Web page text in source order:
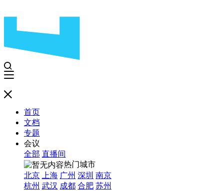
首页
文档
专题
会议
全部 直播间
热门城市
北京
上海 广州 深圳 南京
杭州 武汉 成都 合肥 苏州